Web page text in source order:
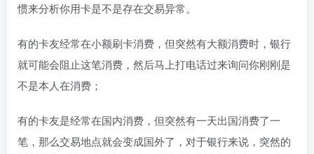
惯来分析你用卡是不是存在交易异常。
有的卡友经常在小额刷卡消费，但突然有大额消费时，银行
就可能会阻止这笔消费，然后马上打电话过来询问你刚刚是
不是本人在消费；
有的卡友是经常在国内消费，但突然有一天出国消费了一
笔，那么交易地点就会变成国外了，对于银行来说，突然的